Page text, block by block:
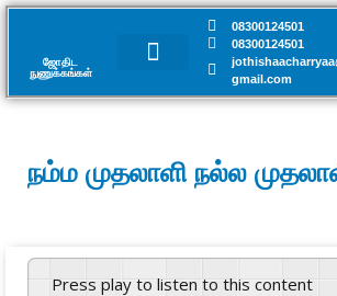
ஜோதிட
நுணுக்கங்கள்​
08300124501
08300124501
gmail.com
நம்ம முதலாளி நல்ல
Press play to listen to this content